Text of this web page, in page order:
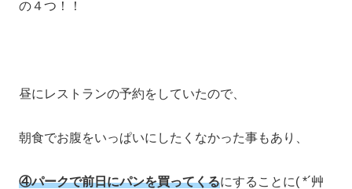
の４つ！！
昼にレストランの予約をしていたので、
朝食でお腹をいっぱいにしたくなかった事もあり、
④パークで前日にパンを買ってくるにすることに( *´艸